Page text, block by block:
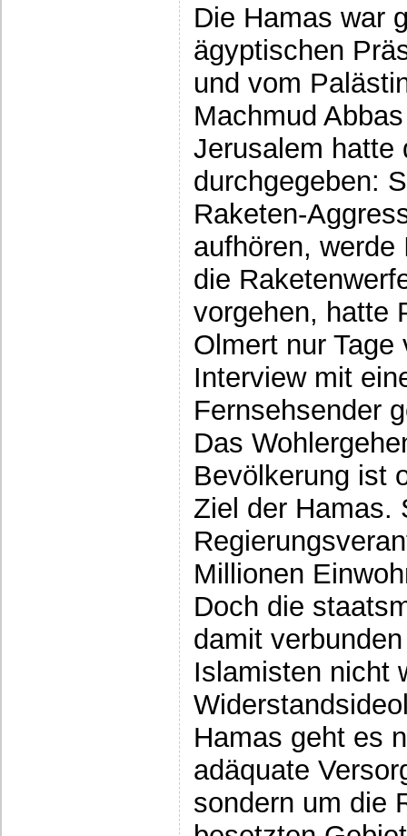
Die Hamas war
ägyptischen
und vom
Machmud
Jerusalem hatte
durchgegeben:
Raketen-
aufhören,
die
vorgehen, hatte
Olmert nur
Interview mit
Fernsehsender
Das
Bevölkerung ist
Ziel der Hamas.
Millionen
Doch die
damit
Islamisten nicht
Hamas geht es
adäquate
sondern um die